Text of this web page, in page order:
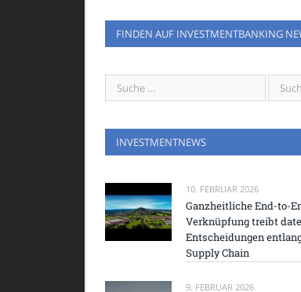
FINDEN AUF INVESTMENTBANKING
INVESTMENTNEWS
10. FEBRUAR 2026
Ganzheitliche End-to-
Verknüpfung treibt
Entscheidungen
Supply Chain
9. FEBRUAR 2026